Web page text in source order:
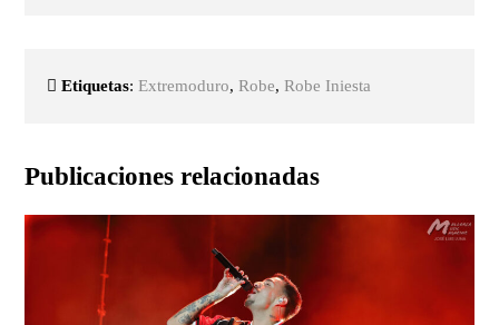
Etiquetas:Extremoduro,Robe,Robe Iniesta
Publicaciones relacionadas